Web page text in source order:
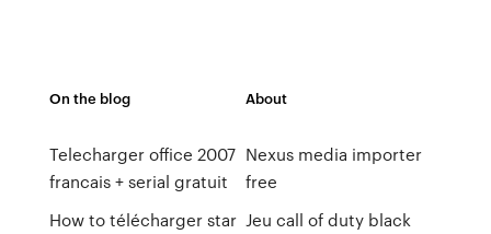
On the blog
Telecharger office 2007
francais + serial gratuit
How to télécharger star
About
Nexus media importer
free
Jeu call of duty black